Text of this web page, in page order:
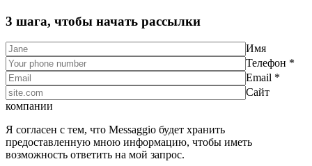
3 шага, чтобы начать рассылки
Имя
Телефон *
Email *
Сайт
компании
Я согласен с тем, что Messaggio будет хранить
предоставленную мною информацию, чтобы иметь
возможность ответить на мой запрос.